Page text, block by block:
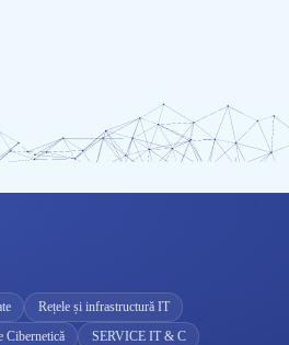
Rețele și infrastructură IT
Cibernetică
SERVICE IT & C